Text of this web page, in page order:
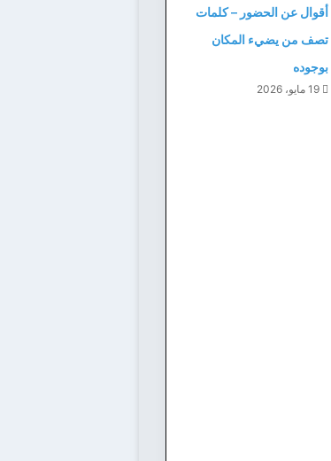
أقوال عن الحضور – كلمات
تصف من يضيء المكان
بوجوده
19 مايو، 2026